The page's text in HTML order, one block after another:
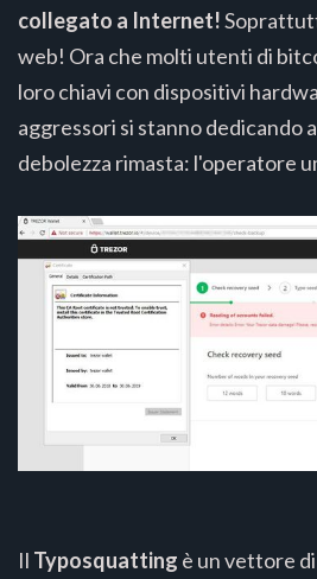
collegato a Internet!
web! Ora che molti utenti di
loro chiavi con dispositivi
aggressori si stanno dedicando
debolezza rimasta: l'operatore
Il Typosquatting è un vettore